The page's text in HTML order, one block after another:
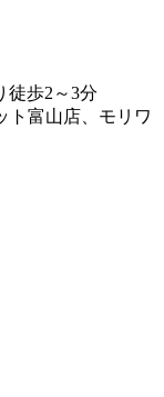
徒歩2～3分
ト富山店、モリワ